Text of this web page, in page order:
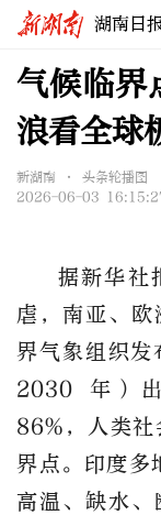
湖南日
气候临界
浪看全球
新湖南 • 头条轮播图
2026-06-03
据新华社
虐，南亚、
界气象组织
2030 年）
86%，人类
界点。印度多
高温、缺水、